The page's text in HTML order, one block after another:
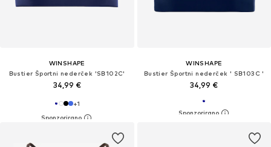
WINSHAPE
Bustier Športni nederček 'SB102C'
34,99 €
+1
WINSHAPE
Bustier Športni nederček ' SB103C '
34,99 €